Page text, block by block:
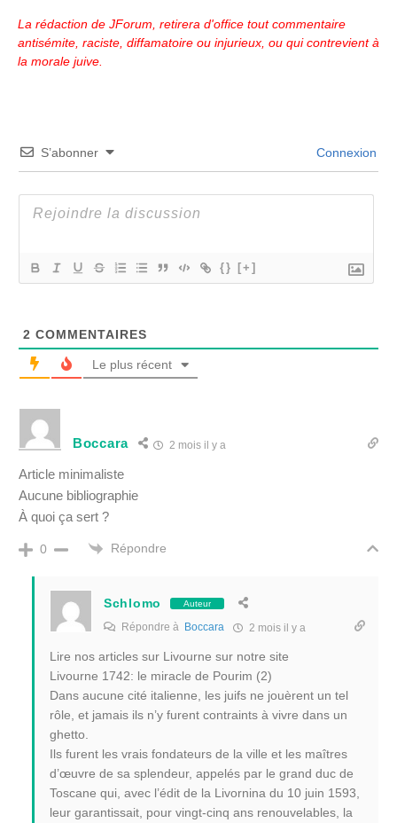
La rédaction de JForum, retirera d'office tout commentaire
antisémite, raciste, diffamatoire ou injurieux, ou qui contrevient à
la morale juive.
S’abonner Connexion
{} [+]
2 COMMENTAIRES
Le plus récent
Boccara 2 mois il y a
Article minimaliste
Aucune bibliographie
À quoi ça sert ?
0 Répondre
Schlomo Auteur
Répondre à Boccara 2 mois il y a
Lire nos articles sur Livourne sur notre site
Livourne 1742: le miracle de Pourim (2)
Dans aucune cité italienne, les juifs ne jouèrent un tel
rôle, et jamais ils n’y furent contraints à vivre dans un
ghetto.
Ils furent les vrais fondateurs de la ville et les maîtres
d’œuvre de sa splendeur, appelés par le grand duc de
Toscane qui, avec l’édit de la Livornina du 10 juin 1593,
leur garantissait, pour vingt-cinq ans renouvelables, la